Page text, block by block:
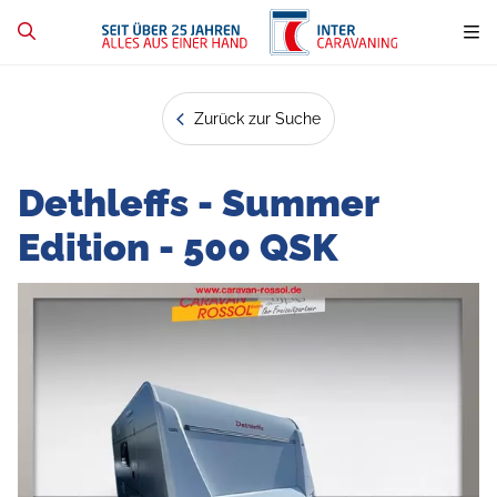
Zurück zur Suche
Dethleffs - Summer
Edition - 500 QSK